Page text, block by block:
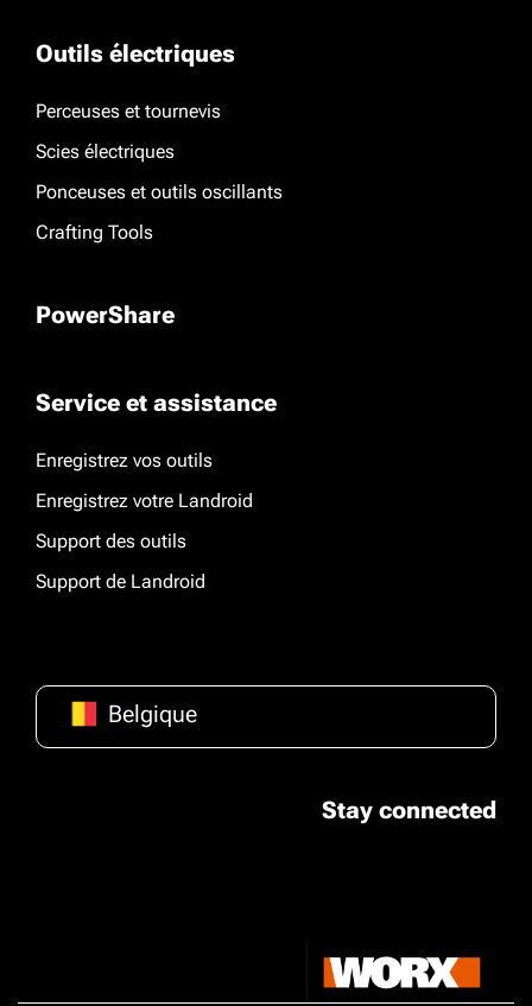
Outils électriques
Perceuses et tournevis
Scies électriques
Ponceuses et outils oscillants
Crafting Tools
PowerShare
Service et assistance
Enregistrez vos outils
Enregistrez votre Landroid
Support des outils
Support de Landroid
Belgique
Stay connected